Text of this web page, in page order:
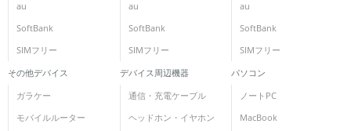
au
SoftBank
SIMフリー
au
SoftBank
SIMフリー
au
SoftBank
SIMフリー
その他デバイス
ガラケー
モバイルルーター
デバイス周辺機器
通信・充電ケーブル
ヘッドホン・イヤホン
パソコン
ノートPC
MacBook